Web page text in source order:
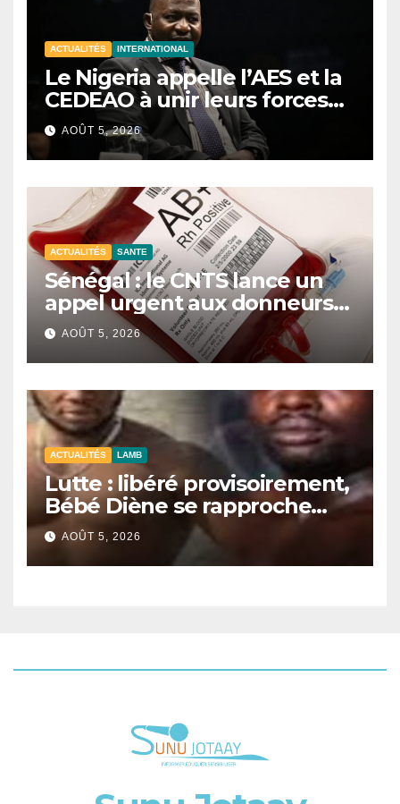
ACTUALITÉS INTERNATIONAL
Le Nigeria appelle l’AES et la
CEDEAO à unir leurs forces
contre le terrorisme
AOÛT 5, 2026
ACTUALITÉS SANTE
Sénégal : le CNTS lance un
appel urgent aux donneurs
face à une pénurie de sang.
AOÛT 5, 2026
ACTUALITÉS LAMB
Lutte : libéré provisoirement,
Bébé Diène se rapproche
d’un combat contre Zarco.
AOÛT 5, 2026